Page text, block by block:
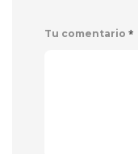
Tu comentario *